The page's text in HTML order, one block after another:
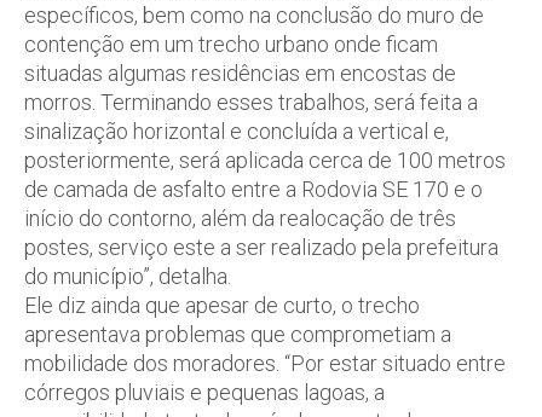
específicos, bem como na conclusão do muro de
contenção em um trecho urbano onde ficam
situadas algumas residências em encostas de
morros. Terminando esses trabalhos, será feita a
sinalização horizontal e concluída a vertical e,
posteriormente, será aplicada cerca de 100 metros
de camada de asfalto entre a Rodovia SE 170 e o
início do contorno, além da realocação de três
postes, serviço este a ser realizado pela prefeitura
do município”, detalha.
Ele diz ainda que apesar de curto, o trecho
apresentava problemas que comprometiam a
mobilidade dos moradores. “Por estar situado entre
córregos pluviais e pequenas lagoas, a